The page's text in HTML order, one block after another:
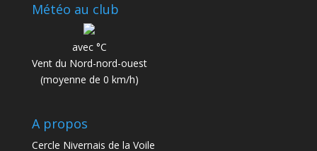
Météo au club
avec °C
Vent du Nord-nord-ouest
(moyenne de 0 km/h)
A propos
Cercle Nivernais de la Voile